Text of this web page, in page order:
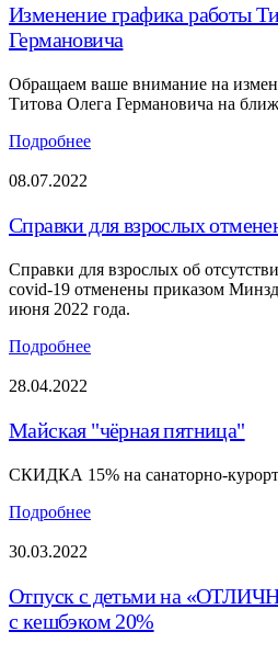
Изменение графика работы
Германовича
Обращаем ваше внимание на
Титова Олега Германовича на
Подробнее
08.07.2022
Справки для взрослых
Справки для взрослых об
covid-19 отменены приказом
июня 2022 года.
Подробнее
28.04.2022
Майская "чёрная пятница"
СКИДКА 15% на санаторно-
Подробнее
30.03.2022
Отпуск с детьми на
с кешбэком 20%